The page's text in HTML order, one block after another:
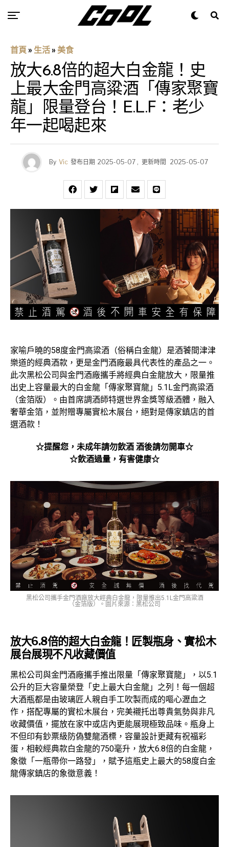
首頁 » 生活 » 美食
放大6.8倍的超大白金龍！史
上最大金門高粱酒「傳家聚寶
龍」限量登台！E.L.F：老少
年一起喝起來
By Vic 發布日期 2025-05-07, 更新時間 2025-05-07
家喻戶曉的58度金門高粱酒（俗稱白金龍）是酒饕間津津
樂道的經典酒款，更是金門酒廠最具代表性的產品之一。
此次黑松公司與金門酒廠攜手將經典白金龍放大，限量推
出史上容量最大的白金龍「傳家聚寶龍」5.1L金門高粱酒
（金箔版）。由首席調酒師特選世界金獎等級酒體，融入
奢華金箔，並附贈專屬實松木展台，絕對是傳家鎮店的首
選酒款！
☆提醒您，未成年請勿飲酒 酒後請勿開車☆
☆飲酒過量，有害健康☆
黑松公司攜手金門酒廠放大經典白金龍，限量推出5.1L金門高粱酒
（金箔版）。圖片來源：黑松公司
放大6.8倍的超大白金龍！匠製瓶身、實松木
展台展現不凡收藏價值
黑松公司與金門酒廠攜手推出限量「傳家聚寶龍」，以5.1
公升的巨大容量榮登「史上最大白金龍」之列！每一個超
大酒瓶都是由玻璃匠人親自手工吹製而成的嘔心瀝血之
作，搭配專屬的實松木展台，完美襯托出尊貴氣勢與非凡
收藏價值，擺放在家中或店內更能展現極致品味。瓶身上
不但印有鈔票級防偽雙龍酒標，容量設計更藏有祝福彩
蛋，相較經典款白金龍的750毫升，放大6.8倍的白金龍，
象徵「一瓶帶你一路發」，賦予這瓶史上最大的58度白金
龍傳家鎮店的象徵意義！